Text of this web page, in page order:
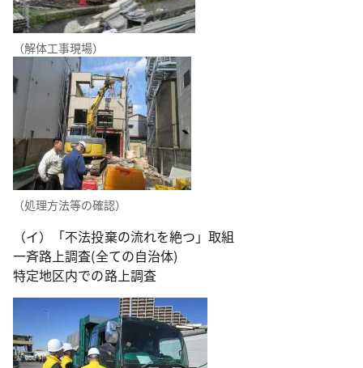
（解体工事現場）
（処理方法等の確認）
（イ）「不法投棄の流れを絶つ」取組
一斉路上調査(全ての自治体)
特定地区内での路上調査